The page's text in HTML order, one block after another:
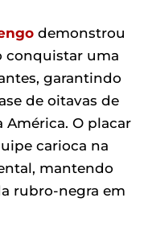
demonstrou
conquistar uma
garantindo
de oitavas de
América. O placar
carioca na
mantendo
rubro-negra em